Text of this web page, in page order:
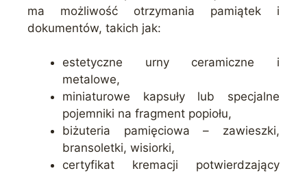
ma możliwość otrzymania pamiątek i
dokumentów, takich jak:
estetyczne urny ceramiczne i
metalowe,
miniaturowe kapsuły lub specjalne
pojemniki na fragment popiołu,
biżuteria pamięciowa – zawieszki,
bransoletki, wisiorki,
certyfikat kremacji potwierdzający